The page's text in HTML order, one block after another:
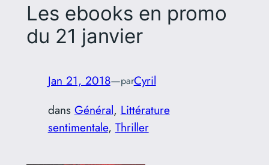
Les ebooks en promo
du 21 janvier
Jan 21, 2018—parCyril
dans Général, Littérature
sentimentale, Thriller